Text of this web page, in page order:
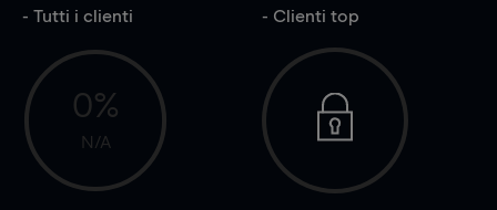
- Tutti i clienti
0%
N/A
- Clienti top